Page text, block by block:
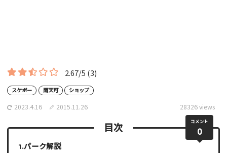
2.67/5 (3)
スケボー 雨天可 ショップ
2023.4.16 2015.11.26 28326 views
コメント
0
目次
パーク解説